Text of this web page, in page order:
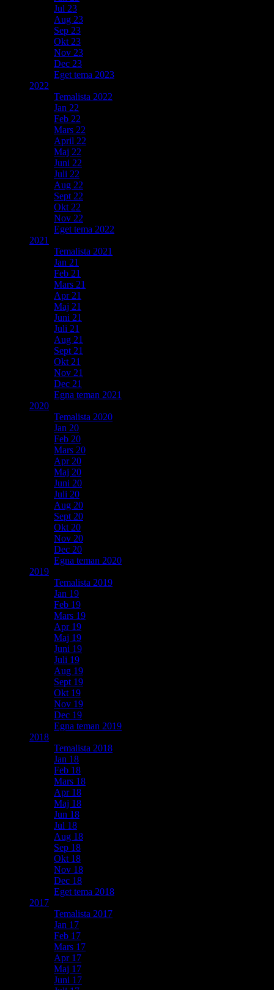
Jul 23
Aug 23
Sep 23
Okt 23
Nov 23
Dec 23
Eget tema 2023
2022
Temalista 2022
Jan 22
Feb 22
Mars 22
April 22
Maj 22
Juni 22
Juli 22
Aug 22
Sept 22
Okt 22
Nov 22
Eget tema 2022
2021
Temalista 2021
Jan 21
Feb 21
Mars 21
Apr 21
Maj 21
Juni 21
Juli 21
Aug 21
Sept 21
Okt 21
Nov 21
Dec 21
Egna teman 2021
2020
Temalista 2020
Jan 20
Feb 20
Mars 20
Apr 20
Maj 20
Juni 20
Juli 20
Aug 20
Sept 20
Okt 20
Nov 20
Dec 20
Egna teman 2020
2019
Temalista 2019
Jan 19
Feb 19
Mars 19
Apr 19
Maj 19
Juni 19
Juli 19
Aug 19
Sept 19
Okt 19
Nov 19
Dec 19
Egna teman 2019
2018
Temalista 2018
Jan 18
Feb 18
Mars 18
Apr 18
Maj 18
Jun 18
Jul 18
Aug 18
Sep 18
Okt 18
Nov 18
Dec 18
Eget tema 2018
2017
Temalista 2017
Jan 17
Feb 17
Mars 17
Apr 17
Maj 17
Juni 17